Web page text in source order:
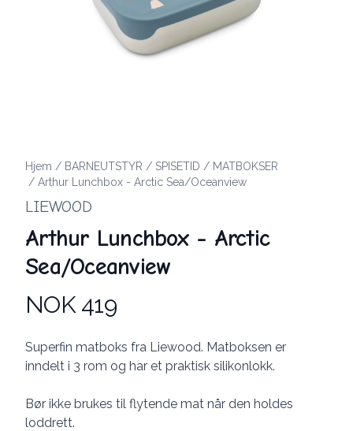
Hjem / BARNEUTSTYR / SPISETID / MATBOKSER
/ Arthur Lunchbox - Arctic Sea/Oceanview
LIEWOOD
Arthur Lunchbox - Arctic
Sea/Oceanview
Produktdetaljer
NOK 419
Description
Superfin matboks fra Liewood. Matboksen er
inndelt i 3 rom og har et praktisk silikonlokk.
Bør ikke brukes til flytende mat når den holdes
loddrett.